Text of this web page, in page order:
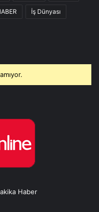
İş Dünyası
Haber